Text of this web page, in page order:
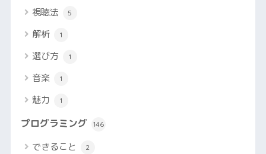
視聴法 5
解析 1
選び方 1
音楽 1
魅力 1
プログラミング 146
できること 2